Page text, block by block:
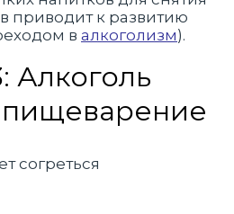
приводит к развитию
в алкоголизм).
Алкоголь
пищеварение